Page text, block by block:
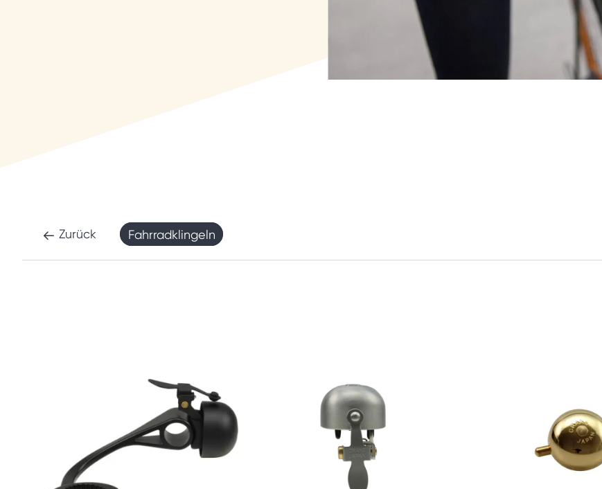
Zurück Fahrradklingeln